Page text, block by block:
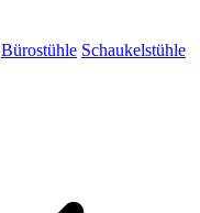
Bürostühle Schaukelstühle